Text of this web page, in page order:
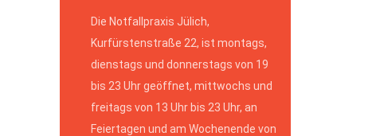
Die Notfallpraxis Jülich,
Kurfürstenstraße 22, ist montags,
dienstags und donnerstags von 19
bis 23 Uhr geöffnet, mittwochs und
freitags von 13 Uhr bis 23 Uhr, an
Feiertagen und am Wochenende von